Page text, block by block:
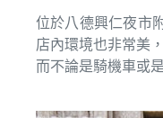
位於八德興仁夜市
店內環境也非常美
而不論是騎機車或